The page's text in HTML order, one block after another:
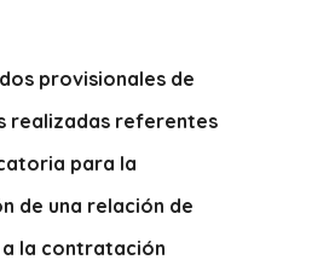
provisionales de
realizadas referentes
para la
de una relación de
la contratación